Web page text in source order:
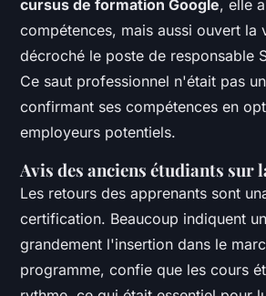
cursus de formation Google, elle
compétences, mais aussi ouvert
décroché le poste de responsable
Ce saut professionnel n'était pas
confirmant ses compétences en
employeurs potentiels.
Avis des anciens étudiants sur
Les retours des apprenants sont
certification. Beaucoup indiquent
grandement l'insertion dans le
programme, confie que les cours